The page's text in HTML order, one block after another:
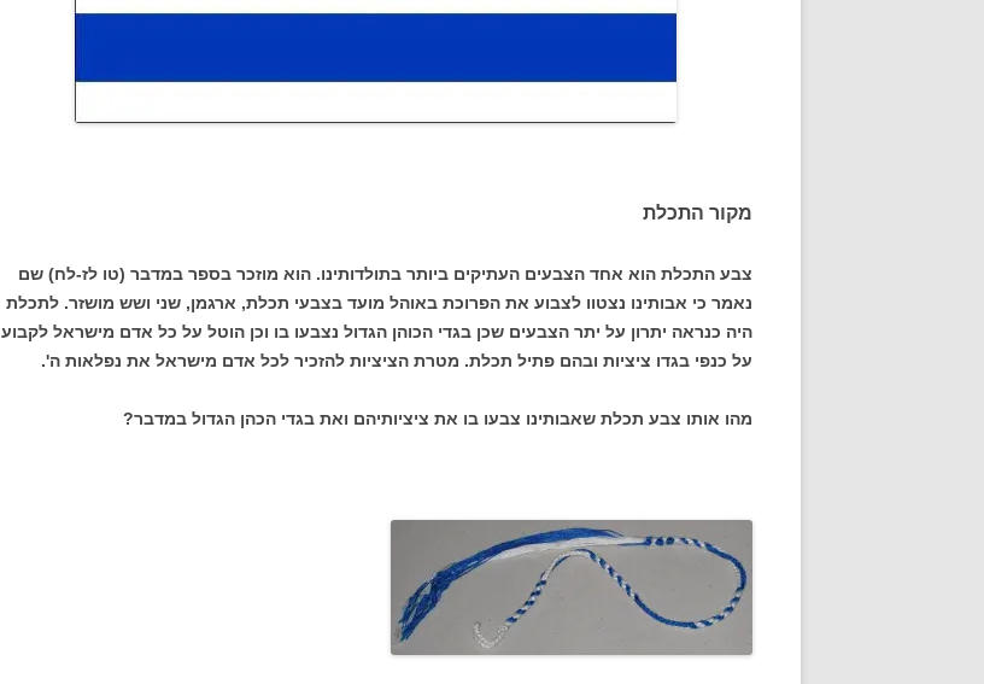
מקור התכלת
צבע התכלת הוא אחד הצבעים העתיקים ביותר בתולדותינו. הוא מוזכר בספר במדבר (טו לז-לח) שם
נאמר כי אבותינו נצטוו לצבוע את הפרוכת באוהל מועד בצבעי תכלת, ארגמן, שני ושש מושזר. לתכלת
היה כנראה יתרון על יתר הצבעים שכן בגדי הכוהן הגדול נצבעו בו וכן הוטל על כל אדם מישראל לקבוע
על כנפי בגדו ציציות ובהם פתיל תכלת. מטרת הציציות להזכיר לכל אדם מישראל את נפלאות ה'.
מהו אותו צבע תכלת שאבותינו צבעו בו את ציציותיהם ואת בגדי הכהן הגדול במדבר?